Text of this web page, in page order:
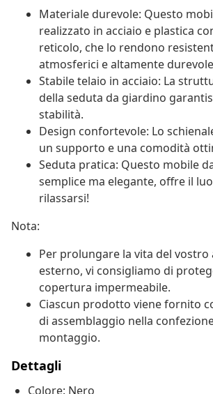
Materiale durevole: Questo
realizzato in acciaio e plastica
reticolo, che lo rendono
atmosferici e altamente
Stabile telaio in acciaio: La
della seduta da giardino
stabilità.
Design confortevole: Lo
un supporto e una comodità
Seduta pratica: Questo mobile
semplice ma elegante, offre il
rilassarsi!
Nota:
Per prolungare la vita del
esterno, vi consigliamo di
copertura impermeabile.
Ciascun prodotto viene fornito
di assemblaggio nella
montaggio.
Dettagli
Colore: Nero